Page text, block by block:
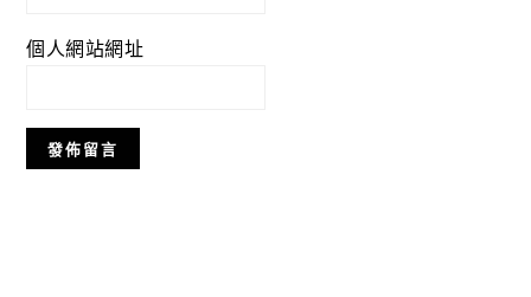
個人網站網址